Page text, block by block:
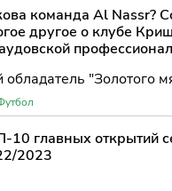
команда Al Nassr?
другое о клубе
обладатель "Золотого
спортивный мир,
Наср", сделавшим
истории.
10 главных открытий
2023